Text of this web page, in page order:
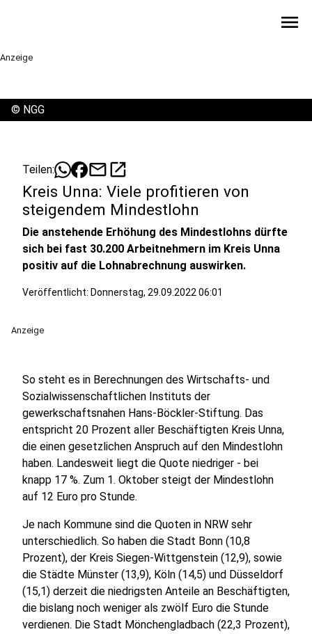
menu
Anzeige
© NGG
Teilen: mailopen_in_new
Kreis Unna: Viele profitieren von
steigendem Mindestlohn
Die anstehende Erhöhung des Mindestlohns dürfte
sich bei fast 30.200 Arbeitnehmern im Kreis Unna
positiv auf die Lohnabrechnung auswirken.
Veröffentlicht: Donnerstag, 29.09.2022 06:01
Anzeige
So steht es in Berechnungen des Wirtschafts- und
Sozialwissenschaftlichen Instituts der
gewerkschaftsnahen Hans-Böckler-Stiftung. Das
entspricht 20 Prozent aller Beschäftigten Kreis Unna,
die einen gesetzlichen Anspruch auf den Mindestlohn
haben. Landesweit liegt die Quote niedriger - bei
knapp 17 %. Zum 1. Oktober steigt der Mindestlohn
auf 12 Euro pro Stunde.
Je nach Kommune sind die Quoten in NRW sehr
unterschiedlich. So haben die Stadt Bonn (10,8
Prozent), der Kreis Siegen-Wittgenstein (12,9), sowie
die Städte Münster (13,9), Köln (14,5) und Düsseldorf
(15,1) derzeit die niedrigsten Anteile an Beschäftigten,
die bislang noch weniger als zwölf Euro die Stunde
verdienen. Die Stadt Mönchengladbach (22,3 Prozent),